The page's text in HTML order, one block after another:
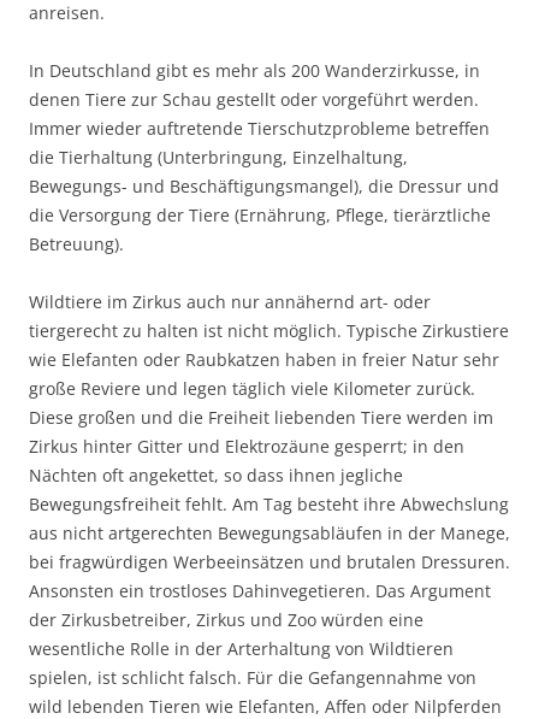
anreisen.
In Deutschland gibt es mehr als 200 Wanderzirkusse, in
denen Tiere zur Schau gestellt oder vorgeführt werden.
Immer wieder auftretende Tierschutzprobleme betreffen
die Tierhaltung (Unterbringung, Einzelhaltung,
Bewegungs- und Beschäftigungsmangel), die Dressur und
die Versorgung der Tiere (Ernährung, Pflege, tierärztliche
Betreuung).
Wildtiere im Zirkus auch nur annähernd art- oder
tiergerecht zu halten ist nicht möglich. Typische Zirkustiere
wie Elefanten oder Raubkatzen haben in freier Natur sehr
große Reviere und legen täglich viele Kilometer zurück.
Diese großen und die Freiheit liebenden Tiere werden im
Zirkus hinter Gitter und Elektrozäune gesperrt; in den
Nächten oft angekettet, so dass ihnen jegliche
Bewegungsfreiheit fehlt. Am Tag besteht ihre Abwechslung
aus nicht artgerechten Bewegungsabläufen in der Manege,
bei fragwürdigen Werbeeinsätzen und brutalen Dressuren.
Ansonsten ein trostloses Dahinvegetieren. Das Argument
der Zirkusbetreiber, Zirkus und Zoo würden eine
wesentliche Rolle in der Arterhaltung von Wildtieren
spielen, ist schlicht falsch. Für die Gefangennahme von
wild lebenden Tieren wie Elefanten, Affen oder Nilpferden